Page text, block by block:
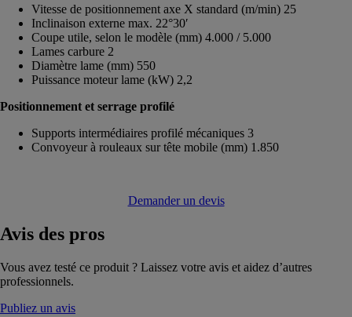
Vitesse de positionnement axe X standard (m/min) 25
Inclinaison externe max. 22°30′
Coupe utile, selon le modèle (mm) 4.000 / 5.000
Lames carbure 2
Diamètre lame (mm) 550
Puissance moteur lame (kW) 2,2
Positionnement et serrage profilé
Supports intermédiaires profilé mécaniques 3
Convoyeur à rouleaux sur tête mobile (mm) 1.850
Demander un devis
Avis des pros
Vous avez testé ce produit ? Laissez votre avis et aidez d’autres
professionnels.
Publiez un avis